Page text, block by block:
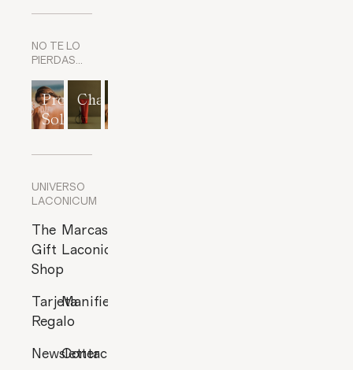
NO TE LO
PIERDAS…
Protección
Solar
Champús
UNIVERSO
LACONICUM
The
Gift
Shop
Marcas
Laconicum
Tarjeta
Regalo
Manifiesto
Newsletter
Contacto